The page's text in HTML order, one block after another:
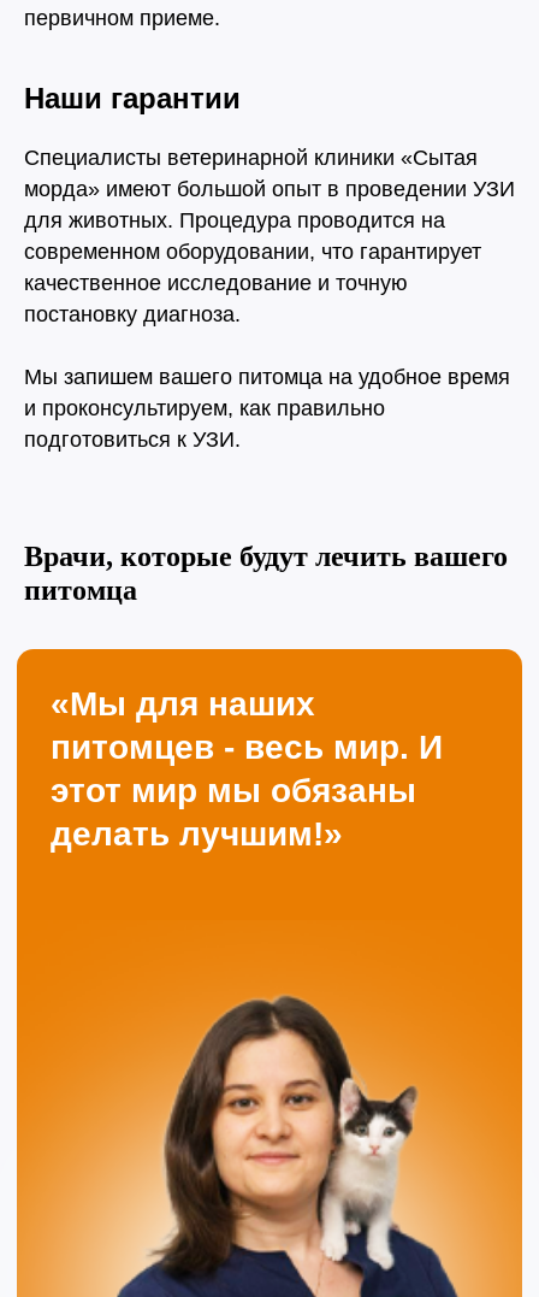
первичном приеме.
Наши гарантии
Специалисты ветеринарной клиники «Сытая
морда» имеют большой опыт в проведении УЗИ
для животных. Процедура проводится на
современном оборудовании, что гарантирует
качественное исследование и точную
постановку диагноза.
Мы запишем вашего питомца на удобное время
и проконсультируем, как правильно
подготовиться к УЗИ.
Врачи, которые будут лечить вашего
питомца
Ветеринарный врач
Ветеринарный врач
Узнать подробнее
Татьяна
Баженова
Евгения
Плесовских
4.9 4.8